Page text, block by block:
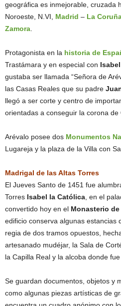
geográfica es inmejorable, cruzada
Noroeste, N.VI, Madrid – La
Zamora
Protagonista en la historia de
Trastámara y en especial con
gustaba ser llamada “Señora de
las Casas Reales que su padre
llegó a ser corte y centro de
orientadas a conseguir la corona de
Arévalo posee dos Monumentos
Lugareja y la plaza de la Villa con
Madrigal de las Altas Torres
El Jueves Santo de 1451 fue
Torres Isabel la Católica , en el
convertido hoy en el Monasterio
edificio conserva algunas estancias
regia de dos tramos opuestos,
artesanado mudéjar, la Sala de
la Capilla Real y la alcoba donde
Se guardan documentos, objetos y
como algunas piezas artísticas de